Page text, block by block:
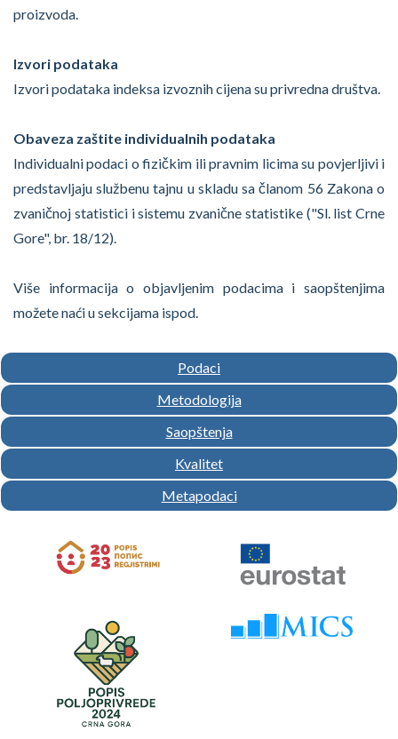
proizvoda.
Izvori podataka
Izvori podataka indeksa izvoznih cijena su privredna društva.
Obaveza zaštite individualnih podataka
Individualni podaci o fizičkim ili pravnim licima su povjerljivi i
predstavljaju službenu tajnu u skladu sa članom 56 Zakona o
zvaničnoj statistici i sistemu zvanične statistike ("Sl. list Crne
Gore", br. 18/12).
Više informacija o objavljenim podacima i saopštenjima
možete naći u sekcijama ispod.
Podaci
Metodologija
Saopštenja
Kvalitet
Metapodaci